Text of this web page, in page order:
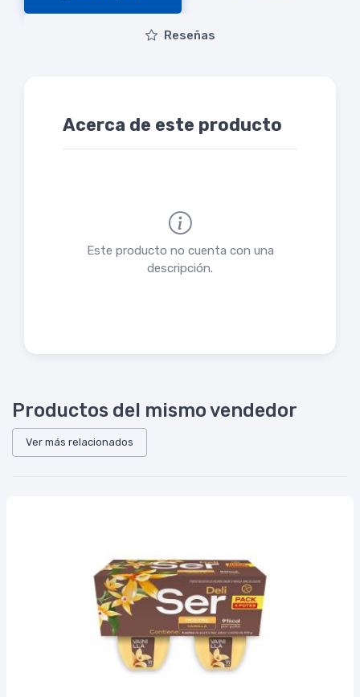
Reseñas
Acerca de este producto
Este producto no cuenta con una
descripción.
Productos del mismo vendedor
Ver más relacionados